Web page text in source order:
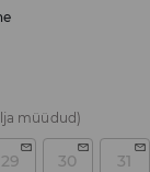
müüdud)
29 30 31